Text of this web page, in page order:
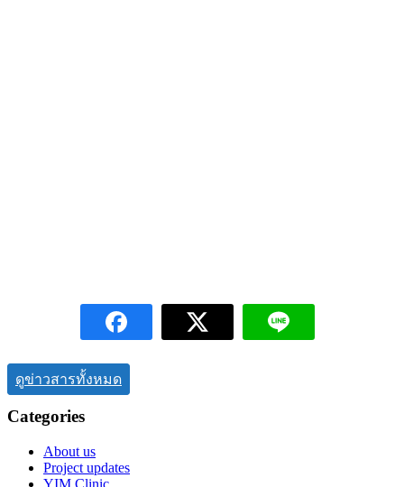
ดูข่าวสารทั้งหมด
Categories
About us
Project updates